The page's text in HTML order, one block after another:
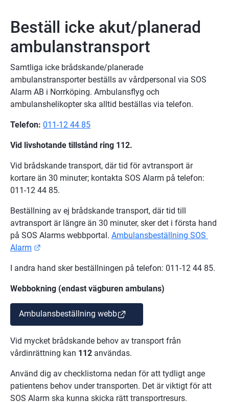
Beställ icke akut/planerad
ambulanstransport
Samtliga icke brådskande/planerade
ambulanstransporter beställs av vårdpersonal via SOS
Alarm AB i Norrköping. Ambulansflyg och
ambulanshelikopter ska alltid beställas via telefon.
Telefon: 011-12 44 85
Vid livshotande tillstånd ring 112.
Vid brådskande transport, där tid för avtransport är
kortare än 30 minuter; kontakta SOS Alarm på telefon:
011-12 44 85.
Beställning av ej brådskande transport, där tid till
avtransport är längre än 30 minuter, sker det i första hand
på SOS Alarms webbportal. Ambulansbeställning SOS
Alarm
I andra hand sker beställningen på telefon: 011-12 44 85.
Webbokning (endast vägburen ambulans)
Ambulansbeställning webb(länk till annan webbplats)
Vid mycket brådskande behov av transport från
vårdinrättning kan 112 användas.
Använd dig av checklistorna nedan för att tydligt ange
patientens behov under transporten. Det är viktigt för att
SOS Alarm ska kunna skicka rätt transportresurs.